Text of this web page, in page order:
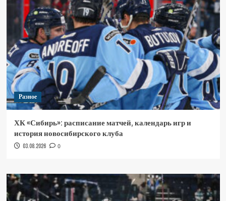
Разное
ХК «Сибирь»: расписание матчей, календарь игр и
история новосибирского клуба
03.08.2026 0